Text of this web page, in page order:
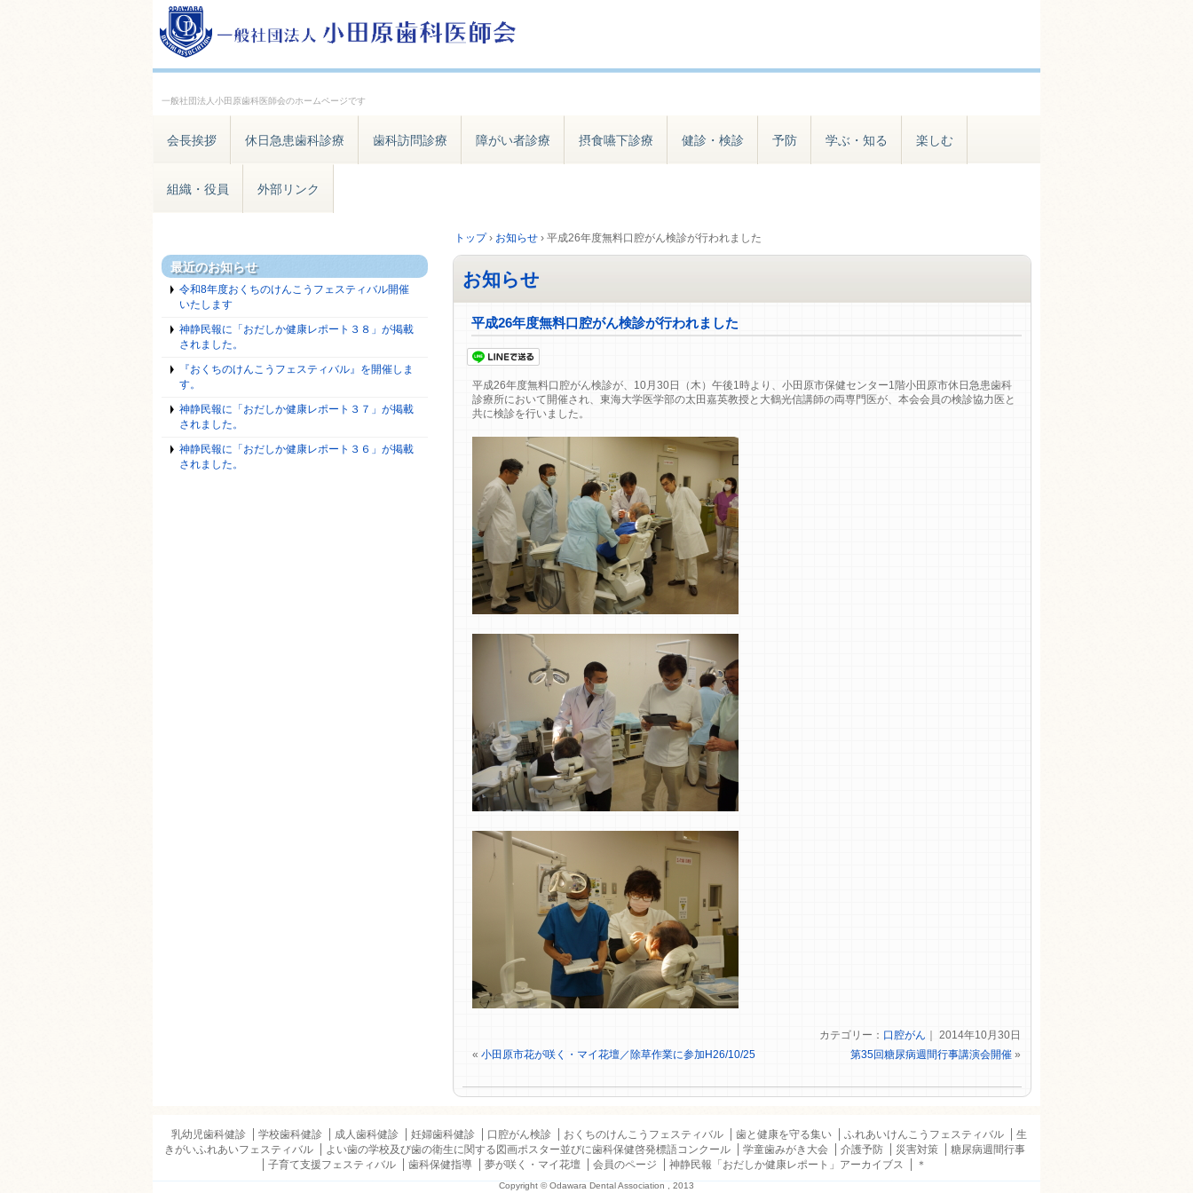
一般社団法人小田原歯科医師会のホームページです
会長挨拶 休日急患歯科診療 歯科訪問診療 障がい者診療 摂食嚥下診療 健診・検診 予防 学ぶ・知る 楽しむ
組織・役員 外部リンク
トップ› お知らせ › 平成26年度無料口腔がん検診が行われました
お知らせ
平成26年度無料口腔がん検診が行われました
平成26年度無料口腔がん検診が、10月30日（木）午後1時より、小田原市保健センター1階小田原市休日急患歯科
診療所において開催され、東海大学医学部の太田嘉英教授と大鶴光信講師の両専門医が、本会会員の検診協力医と
共に検診を行いました。
カテゴリー： 口腔がん ｜ 2014年10月30日
«小田原市花が咲く・マイ花壇／除草作業に参加H26/10/25 第35回糖尿病週間行事講演会開催»
最近のお知らせ
令和8年度おくちのけんこうフェスティバル開催
いたします
神静民報に「おだしか健康レポート３８」が掲載
されました。
『おくちのけんこうフェスティバル』を開催しま
す。
神静民報に「おだしか健康レポート３７」が掲載
されました。
神静民報に「おだしか健康レポート３６」が掲載
されました。
乳幼児歯科健診 学校歯科健診 成人歯科健診 妊婦歯科健診 口腔がん検診 おくちのけんこうフェスティバル 歯と健康を守る集い ふれあいけんこうフェスティバル
生
きがいふれあいフェスティバル
よい歯の学校及び歯の衛生に関する図画ポスター並びに歯科保健啓発標語コンクール 学童歯みがき大会 介護予防 災害対策
糖尿病週間行事
子育て支援フェスティバル
歯科保健指導 夢が咲く・マイ花壇 会員のページ 神静民報「おだしか健康レポート」アーカイブス ＊
Copyright © Odawara Dental Association , 2013